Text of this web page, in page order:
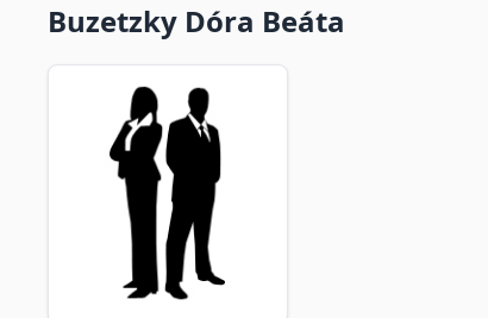
Buzetzky Dóra Beáta